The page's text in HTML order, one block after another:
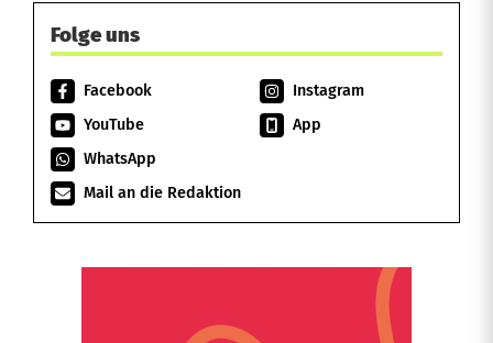
Folge uns
Facebook
Instagram
YouTube
App
WhatsApp
Mail an die Redaktion